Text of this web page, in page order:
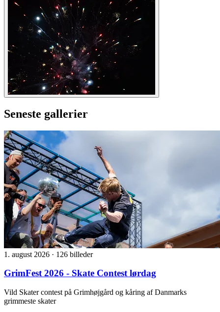
Seneste gallerier
1. august 2026 · 126 billeder
GrimFest 2026 - Skate Contest lørdag
Vild Skater contest på Grimhøjgård og kåring af Danmarks
grimmeste skater